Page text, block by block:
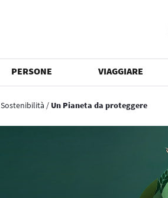
PERSONE VIAGGIARE
Sostenibilità / Un Pianeta da proteggere